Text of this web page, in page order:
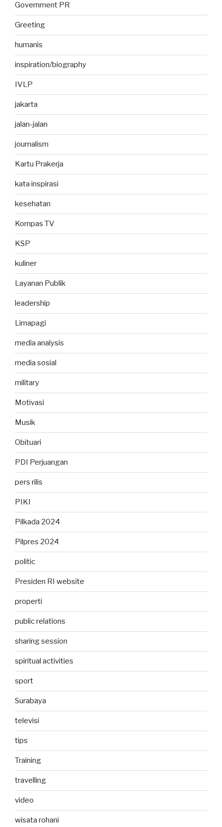
Government PR
Greeting
humanis
inspiration/biography
IVLP
jakarta
jalan-jalan
journalism
Kartu Prakerja
kata inspirasi
kesehatan
Kompas TV
KSP
kuliner
Layanan Publik
leadership
Limapagi
media analysis
media sosial
military
Motivasi
Musik
Obituari
PDI Perjuangan
pers rilis
PIKI
Pilkada 2024
Pilpres 2024
politic
Presiden RI website
properti
public relations
sharing session
spiritual activities
sport
Surabaya
televisi
tips
Training
travelling
video
wisata rohani